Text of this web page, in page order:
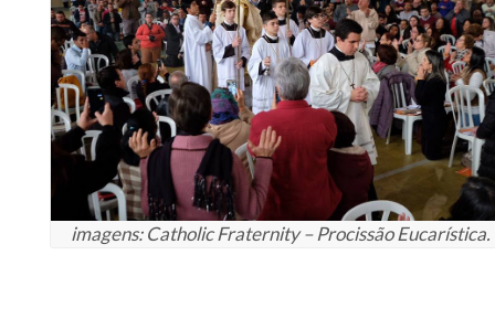
imagens: Catholic Fraternity – Procissão Eucarística.